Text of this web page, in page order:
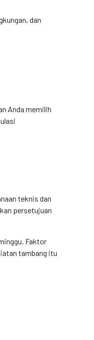
dan
Anda memilih
teknis dan
persetujuan
Faktor
tambang itu